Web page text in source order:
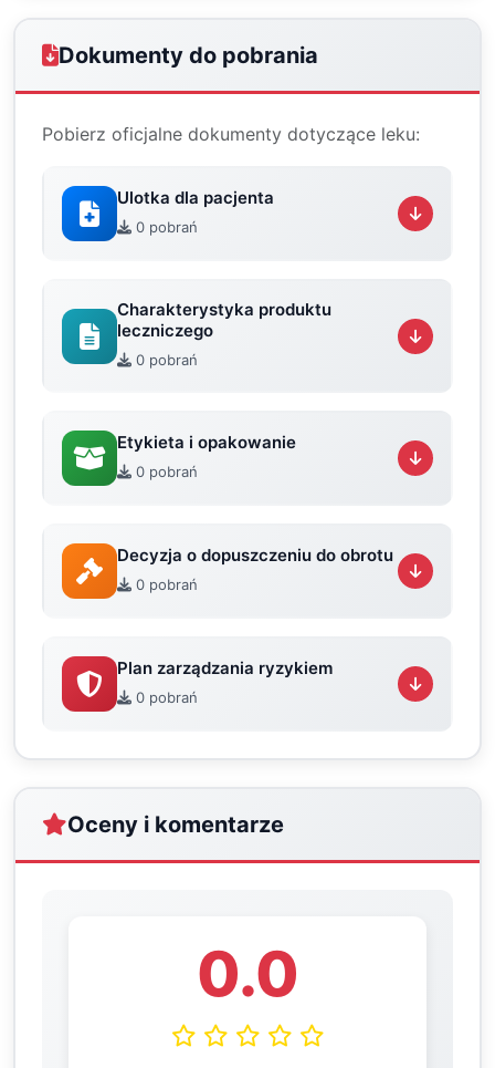
Dokumenty do pobrania
Pobierz oficjalne dokumenty dotyczące leku:
Ulotka dla pacjenta
0 pobrań
Charakterystyka produktu
leczniczego
0 pobrań
Etykieta i opakowanie
0 pobrań
Decyzja o dopuszczeniu do obrotu
0 pobrań
Plan zarządzania ryzykiem
0 pobrań
Oceny i komentarze
0.0